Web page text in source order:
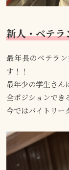
新人・ベテラ
最年長のベテラ
す！！
最年少の学生さん
全ポジションでき
今ではバイトリー